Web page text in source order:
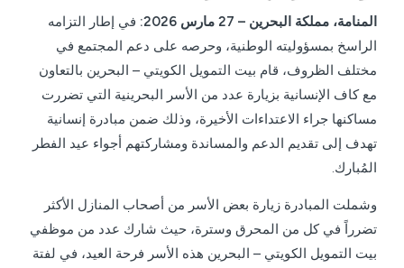
المنامة، مملكة البحرين – 27 مارس 2026:
في إطار التزامه
الراسخ بمسؤوليته الوطنية، وحرصه على دعم المجتمع في
مختلف الظروف، قام بيت التمويل الكويتي – البحرين بالتعاون
مع كاف الإنسانية بزيارة عدد من الأسر البحرينية التي تضررت
مساكنها جراء الاعتداءات الأخيرة، وذلك ضمن مبادرة إنسانية
تهدف إلى تقديم الدعم والمساندة ومشاركتهم أجواء عيد الفطر
المُبارك.
وشملت المبادرة زيارة بعض الأسر من أصحاب المنازل الأكثر
تضرراً في كل من المحرق وسترة، حيث شارك عدد من موظفي
بيت التمويل الكويتي – البحرين هذه الأسر فرحة العيد، في لفتة